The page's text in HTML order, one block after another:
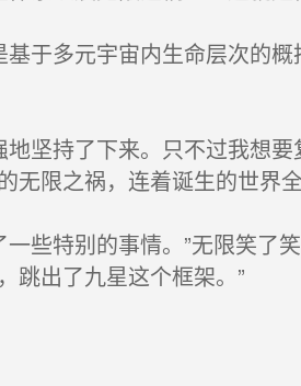
于多元宇宙内生命层次的
坚持了下来。只不过我想
无限之祸，连着诞生的世界
特别的事情。”无限笑了
跳出了九星这个框架。”